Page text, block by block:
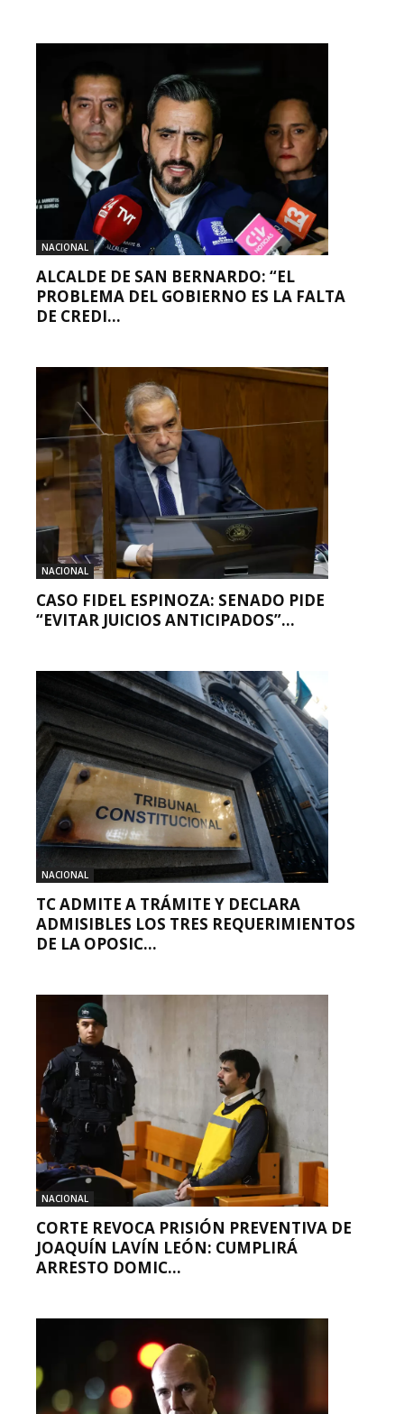
NACIONAL
ALCALDE DE SAN BERNARDO: “EL
PROBLEMA DEL GOBIERNO ES LA FALTA
DE CREDI...
NACIONAL
CASO FIDEL ESPINOZA: SENADO PIDE
“EVITAR JUICIOS ANTICIPADOS”...
NACIONAL
TC ADMITE A TRÁMITE Y DECLARA
ADMISIBLES LOS TRES REQUERIMIENTOS
DE LA OPOSIC...
NACIONAL
CORTE REVOCA PRISIÓN PREVENTIVA DE
JOAQUÍN LAVÍN LEÓN: CUMPLIRÁ
ARRESTO DOMIC...